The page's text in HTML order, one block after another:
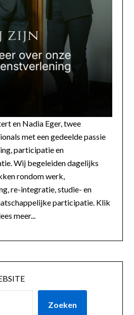
en Nadia Eger, twee
met een gedeelde passie
participatie en
Wij begeleiden dagelijks
rondom werk,
re-integratie, studie- en
participatie. Klik
meer...
Zoeken